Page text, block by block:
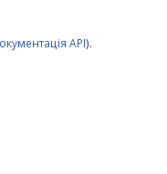
API).